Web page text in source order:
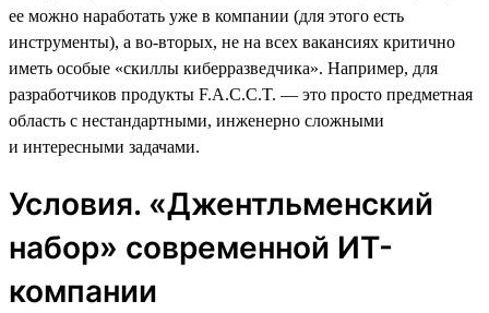
ее можно наработать уже в компании (для этого есть
инструменты), а во-вторых, не на всех вакансиях критично
иметь особые «скиллы киберразведчика». Например, для
разработчиков продукты F.A.C.C.T. — это просто предметная
область с нестандартными, инженерно сложными
и интересными задачами.
Условия. «Джентльменский
набор» современной ИТ-
компании